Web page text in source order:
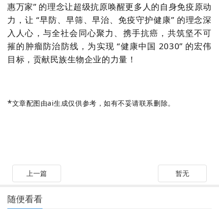
惠万家” 的理念让超级抗原唤醒更多人的自身免疫原动
力，让 “早防、早筛、早治、免疫守护健康” 的理念深
入人心，与全社会同心聚力、携手抗癌，共筑坚不可
摧的肿瘤防治防线，为实现 “健康中国 2030” 的宏伟
目标，贡献民族生物企业的力量！
*文章配图由ai生成仅供参考，如有不妥请联系删除。
上一篇 暂无
随便看看